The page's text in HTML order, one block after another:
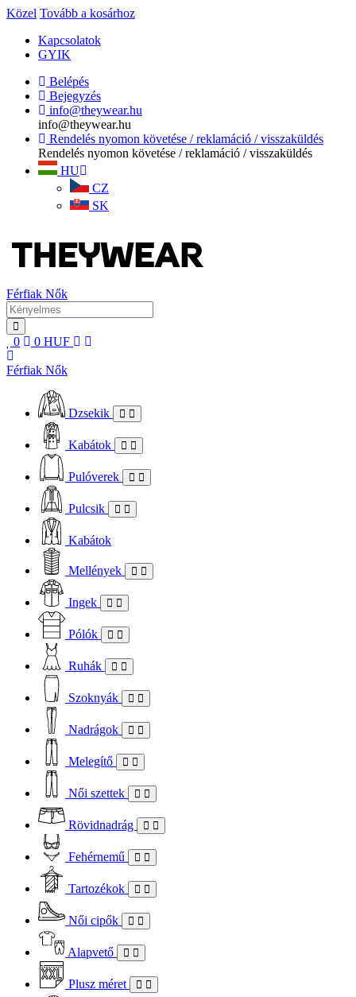
Közel Tovább a kosárhoz
Kapcsolatok
GYIK
Belépés
Bejegyzés
info@theywear.hu
info@theywear.hu
Rendelés nyomon követése / reklamáció / visszaküldés
Rendelés nyomon követése / reklamáció / visszaküldés
HU
CZ
SK
Férfiak Nők
0 0 HUF
Férfiak Nők
Dzsekik
Kabátok
Pulóverek
Pulcsik
Kabátok
Mellények
Ingek
Pólók
Ruhák
Szoknyák
Nadrágok
Melegítő
Női szettek
Rövidnadrág
Fehérnemű
Tartozékok
Női cipők
Alapvető
Plusz méret